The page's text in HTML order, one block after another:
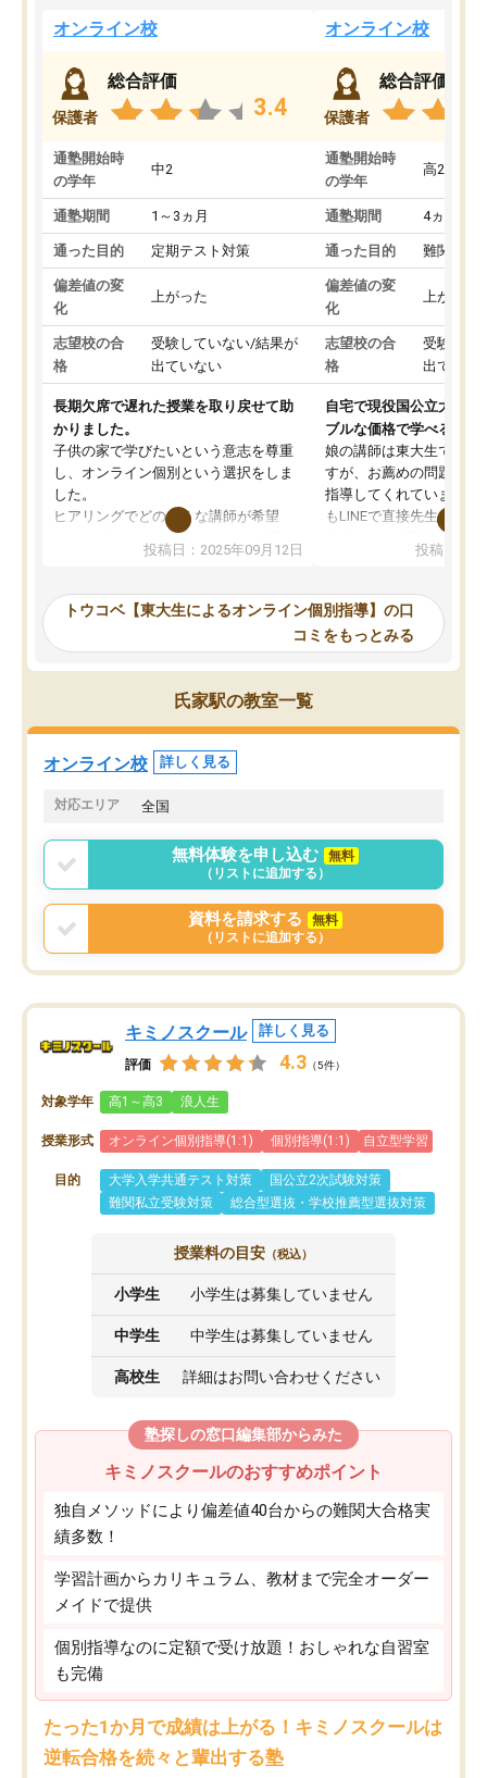
オンライン校
保護者
総合評価
3.4
通塾開始時
の学年
中2
通塾期間 1～3ヵ月
通った目的 定期テスト対策
偏差値の変
化
上がった
志望校の合
格
受験していない/結果が
出ていない
長期欠席で遅れた授業を取り戻せて助
かりました。
子供の家で学びたいという意志を尊重
し、オンライン個別という選択をしま
した。
ヒアリングでどのような講師が希望
か、オプションは付帯するかなど選ぶ
事が出来ました。
ーティングを行い、その講師で良いか
見てから講師を決定する事ができま
す。
うちの子は、初回面談の講師の方で決
オンラインツールを使用した単語帳の
共有があり宿題もそちらで出される形
でした。
言う事で講師変更の申し出があり、あ
まりに短期での変更だった為、塾に通
う事にして退会しました。遅れも取り
戻せ、授業内容や講師の方は良かった
と思います。
投稿日：2025年09月12日
オンライン校
保護者
総合評価
通塾開始時
の学年
高2
通塾期間 4ヵ月～1
通った目的 難関私立
偏差値の変
化
上がった
志望校の合
格
受験して
出ていな
自宅で現役国公立大学生
ブルな価格で学べる
娘の講師は東大生では無
すが、お薦めの問題集や
指導してくれています。
もLINEで直接先生に質問
めれるので、個人に合
いなのがあり(有料)、受
ことをどんなスケジュー
くか相談したのですが、
ち期待したものではなく
くなってきたようなので
投稿日：
トウコベ【東大生によるオンライン個別指導】の口
コミをもっとみる
氏家駅の教室一覧
オンライン校 詳しく見る
対応エリア 全国
無料体験を申し込む
無料
（リストに追加する）
資料を請求する
無料
（リストに追加する）
キミノスクール 詳しく見る
評価 4.3 （5件）
対象学年 高1～高3 浪人生
授業形式 オンライン個別指導(1:1) 個別指導(1:1) 自立型学習
目的 大学入学共通テスト対策
国公立2次試験対策
難関私立受験対策
総合型選抜・学校推薦型選抜対策
授業料の目安 （税込）
小学生 小学生は募集していません
中学生 中学生は募集していません
高校生 詳細はお問い合わせください
塾探しの窓口編集部からみた
キミノスクールのおすすめポイント
独自メソッドにより偏差値40台からの難関大合格実
績多数！
学習計画からカリキュラム、教材まで完全オーダー
メイドで提供
個別指導なのに定額で受け放題！おしゃれな自習室
も完備
たった1か月で成績は上がる！キミノスクールは
逆転合格を続々と輩出する塾